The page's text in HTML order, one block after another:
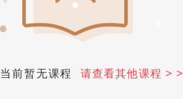
当前暂无课程请查看其他课程 > >